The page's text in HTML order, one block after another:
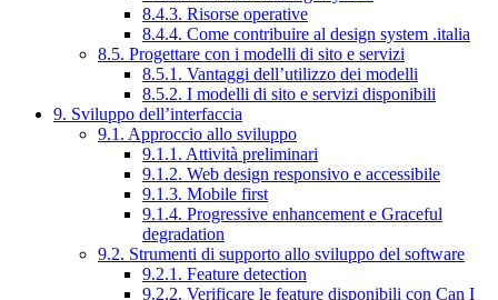
8.4.3. Risorse operative
8.4.4. Come contribuire al design system .italia
8.5. Progettare con i modelli di sito e servizi
8.5.1. Vantaggi dell’utilizzo dei modelli
8.5.2. I modelli di sito e servizi disponibili
9. Sviluppo dell’interfaccia
9.1. Approccio allo sviluppo
9.1.1. Attività preliminari
9.1.2. Web design responsivo e accessibile
9.1.3. Mobile first
9.1.4. Progressive enhancement e Graceful
degradation
9.2. Strumenti di supporto allo sviluppo del software
9.2.1. Feature detection
9.2.2. Verificare le feature disponibili con Can I